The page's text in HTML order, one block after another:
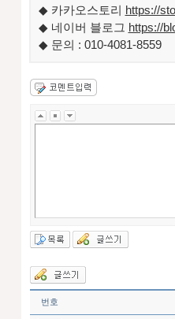
◆ 카카오스토리 https://
◆ 네이버 블로그 https://
◆ 문의 : 010-4081-8559
번호